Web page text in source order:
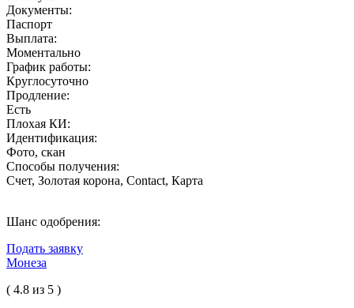
Документы:
Паспорт
Выплата:
Моментально
График работы:
Круглосуточно
Продление:
Есть
Плохая КИ:
Идентификация:
Фото, скан
Способы получения:
Счет, Золотая корона, Contact, Карта
Шанс одобрения:
Подать заявку
Монеза
( 4.8 из 5 )